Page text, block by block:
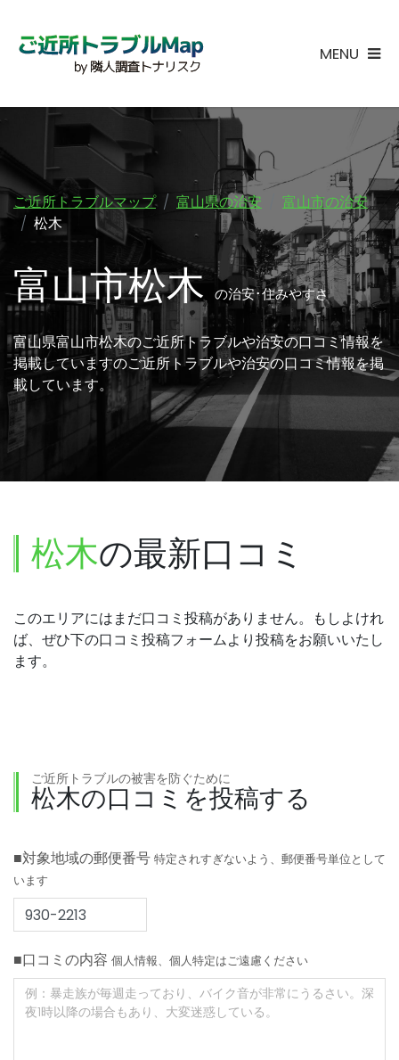
MENU
ご近所トラブルマップ 富山県の治安
富山市の治安
松木
富山市松木の治安･住みやすさ
富山県富山市松木のご近所トラブルや治安の口コミ情報を
掲載していますのご近所トラブルや治安の口コミ情報を掲
載しています。
松木の最新口コミ
このエリアにはまだ口コミ投稿がありません。もしよけれ
ば、ぜひ下の口コミ投稿フォームより投稿をお願いいたし
ます。
ご近所トラブルの被害を防ぐために
松木の口コミを投稿する
■対象地域の郵便番号 特定されすぎないよう、郵便番号単位として
います
■口コミの内容 個人情報、個人特定はご遠慮ください